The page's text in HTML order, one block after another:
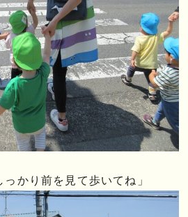
かり前を見て歩いてね」